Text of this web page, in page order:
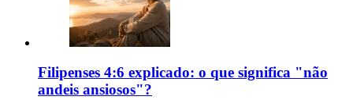
Filipenses 4:6 explicado: o que significa "não
andeis ansiosos"?